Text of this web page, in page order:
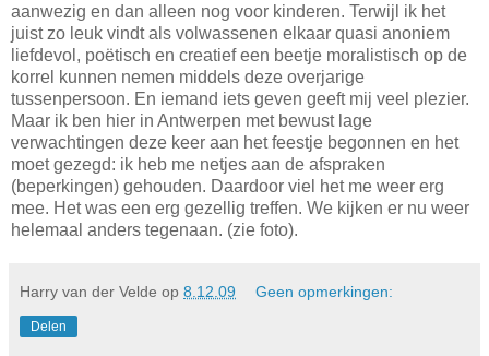
aanwezig en dan alleen nog voor kinderen. Terwijl ik het
juist zo leuk vindt als volwassenen elkaar quasi anoniem
liefdevol, poëtisch en creatief een beetje moralistisch op de
korrel kunnen nemen middels deze overjarige
tussenpersoon. En iemand iets geven geeft mij veel plezier.
Maar ik ben hier in Antwerpen met bewust lage
verwachtingen deze keer aan het feestje begonnen en het
moet gezegd: ik heb me netjes aan de afspraken
(beperkingen) gehouden. Daardoor viel het me weer erg
mee. Het was een erg gezellig treffen. We kijken er nu weer
helemaal anders tegenaan. (zie foto).
Harry van der Velde op 8.12.09 Geen opmerkingen:
Delen